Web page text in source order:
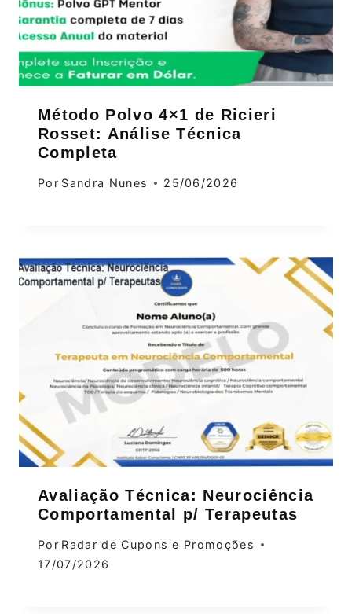
Método Polvo 4×1 de Ricieri
Rosset: Análise Técnica
Completa
Por Sandra Nunes 25/06/2026
Avaliação Técnica: Neurociência
Comportamental p/ Terapeutas
Por Radar de Cupons e Promoções
17/07/2026